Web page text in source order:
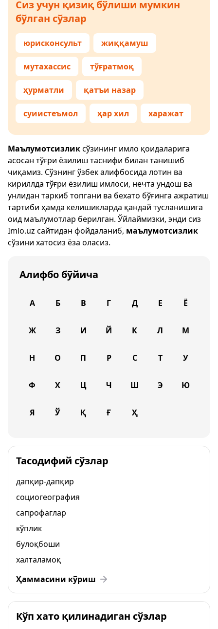
Сиз учун қизиқ бўлиши мумкин
бўлган сўзлар
юрисконсульт жиққамуш
мутахассис тўғратмоқ
ҳурматли қатъи назар
суиистеъмол ҳар хил харажат
Маълумотсизликсўзининг имло қоидаларига
асосан тўғри ёзилиш таснифи билан танишиб
чиқамиз. Сўзнинг ўзбек алифбосида лотин ва
кириллда тўғри ёзилиш имлоси, нечта ундош ва
унлидан таркиб топгани ва бехато бўғинга ажратиш
тартиби ҳамда келишикларда қандай тусланишига
оид маълумотлар берилган. Ўйлаймизки, энди сиз
Imlo.uz сайтидан фойдаланиб, маълумотсизлик
сўзини хатосиз ёза оласиз.
Алифбо бўйича
А Б В Г Д Е Ё
Ж З И Й К Л М
Н О П Р С Т У
Ф Х Ц Ч Ш Э Ю
Я Ў Қ Ғ Ҳ
Тасодифий сўзлар
дапқир-дапқир
социогеография
сапрофаглар
кўплик
булоқбоши
халталамоқ
Ҳаммасини кўриш
Кўп хато қилинадиган сўзлар